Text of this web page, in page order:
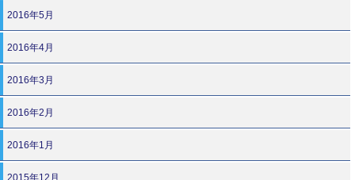
2016年5月
2016年4月
2016年3月
2016年2月
2016年1月
2015年12月